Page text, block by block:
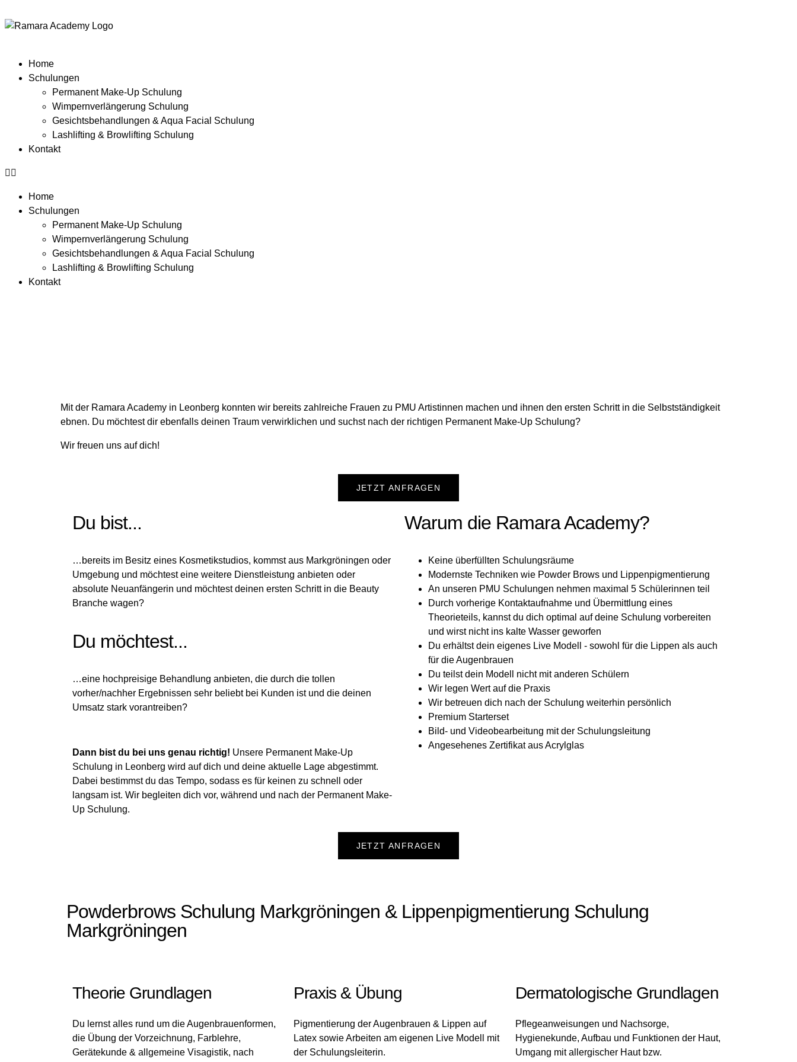
Home
Schulungen
Permanent Make-Up Schulung
Wimpernverlängerung Schulung
Gesichtsbehandlungen & Aqua Facial Schulung
Lashlifting & Browlifting Schulung
Kontakt
Home
Schulungen
Permanent Make-Up Schulung
Wimpernverlängerung Schulung
Gesichtsbehandlungen & Aqua Facial Schulung
Lashlifting & Browlifting Schulung
Kontakt
Mit der Ramara Academy in Leonberg konnten wir bereits zahlreiche Frauen zu PMU Artistinnen machen und ihnen den ersten Schritt in die Selbstständigkeit
ebnen. Du möchtest dir ebenfalls deinen Traum verwirklichen und suchst nach der richtigen Permanent Make-Up Schulung?
Wir freuen uns auf dich!
JETZT ANFRAGEN
Du bist...
…bereits im Besitz eines Kosmetikstudios, kommst aus Markgröningen oder
Umgebung und möchtest eine weitere Dienstleistung anbieten oder
absolute Neuanfängerin und möchtest deinen ersten Schritt in die Beauty
Branche wagen?
Du möchtest...
…eine hochpreisige Behandlung anbieten, die durch die tollen
vorher/nachher Ergebnissen sehr beliebt bei Kunden ist und die deinen
Umsatz stark vorantreiben?
Dann bist du bei uns genau richtig! Unsere Permanent Make-Up
Schulung in Leonberg wird auf dich und deine aktuelle Lage abgestimmt.
Dabei bestimmst du das Tempo, sodass es für keinen zu schnell oder
langsam ist. Wir begleiten dich vor, während und nach der Permanent Make-
Up Schulung.
Warum die Ramara Academy?
Keine überfüllten Schulungsräume
Modernste Techniken wie Powder Brows und Lippenpigmentierung
An unseren PMU Schulungen nehmen maximal 5 Schülerinnen teil
Durch vorherige Kontaktaufnahme und Übermittlung eines
Theorieteils, kannst du dich optimal auf deine Schulung vorbereiten
und wirst nicht ins kalte Wasser geworfen
Du erhältst dein eigenes Live Modell - sowohl für die Lippen als auch
für die Augenbrauen
Du teilst dein Modell nicht mit anderen Schülern
Wir legen Wert auf die Praxis
Wir betreuen dich nach der Schulung weiterhin persönlich
Premium Starterset
Bild- und Videobearbeitung mit der Schulungsleitung
Angesehenes Zertifikat aus Acrylglas
JETZT ANFRAGEN
Powderbrows Schulung Markgröningen & Lippenpigmentierung Schulung
Markgröningen
Theorie Grundlagen
Du lernst alles rund um die Augenbrauenformen,
die Übung der Vorzeichnung, Farblehre,
Gerätekunde & allgemeine Visagistik, nach
Praxis & Übung
Pigmentierung der Augenbrauen & Lippen auf
Latex sowie Arbeiten am eigenen Live Modell mit
der Schulungsleiterin.
Dermatologische Grundlagen
Pflegeanweisungen und Nachsorge,
Hygienekunde, Aufbau und Funktionen der Haut,
Umgang mit allergischer Haut bzw.